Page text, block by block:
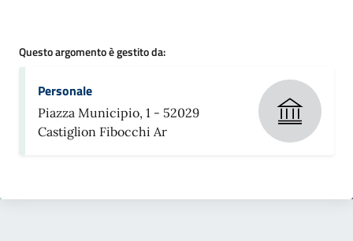
Questo argomento è gestito da:
Personale
Piazza Municipio, 1 - 52029
Castiglion Fibocchi Ar